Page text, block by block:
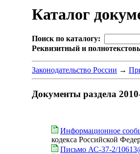
Каталог
Поиск по каталогу:
Реквизитный и
Законодательство России →
Документы раздела
Информационное
кодекса Российской
Письмо АС-37-2/